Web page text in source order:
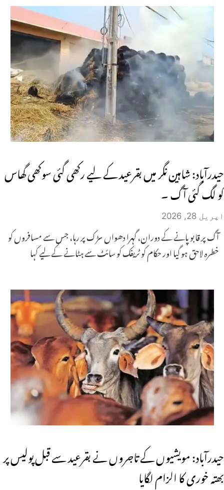
حیدرآباد: شاہین نگر میں بقرعید کے لیے رکھی گئی سوکھی گھاس
کو لگ گئی آگ ۔
اپریل 28, 2026
آگ پر قابو پانے کے دوران، گہرا دھواں سڑک پر رہا، جس سے مسافروں کو
خطرہ لاحق ہو گیا اور حکام کو ٹریفک کو سائٹ سے ہٹانے کے لیے کہا
حیدرآباد: مویشیوں کے تاجروں نے بقرعید سے قبل پولیس پر
بھتہ خوری کا الزام لگایا